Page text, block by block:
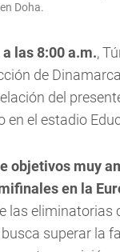
Doha.
a las 8:00 a.m.,
de
del
en el estadio
objetivos muy
en la
las eliminatorias
superar la